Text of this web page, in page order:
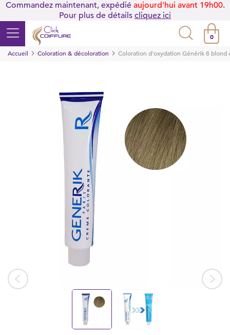
Commandez maintenant, expédié aujourd'hui avant 19h00.
Pour plus de détails cliquez ici
0
Accueil
Coloration & décoloration Coloration d'oxydation Générik 8 blond